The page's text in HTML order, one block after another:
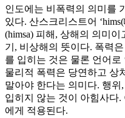
인도에는 비폭력의 의미를
있다. 산스크리스트어
(himsa) 피해, 상해의 의미이
기, 비상해의 뜻이다. 폭력
를 입히는 것은 물론 언어
물리적 폭력은 당연하고 상
말아야 한다는 의미다. 행
입히지 않는 것이 아힘사다.
에게 적용된다.